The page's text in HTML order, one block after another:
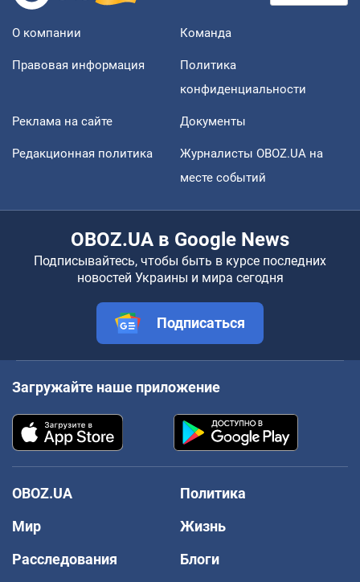
О компании Команда
Правовая информация
Политика
конфиденциальности
Реклама на сайте Документы
Редакционная политика
Журналисты OBOZ.UA на
месте событий
OBOZ.UA в Google News
Подписывайтесь, чтобы быть в курсе последних
новостей Украины и мира сегодня
Подписаться
Загружайте наше приложение
OBOZ.UA
Политика
Мир
Жизнь
Расследования
Блоги